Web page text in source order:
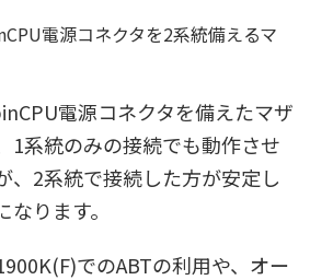
源コネクタを2系統備えるマ
電源コネクタを備えたマザ
1系統のみの接続でも動作させ
、2系統で接続した方が安定し
ります。
でのABTの利用や、オー